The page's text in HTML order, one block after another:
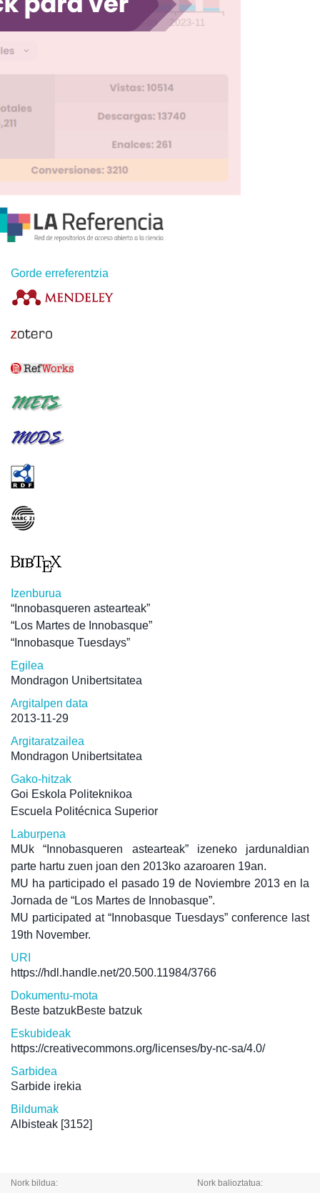
Gorde erreferentzia
Izenburua
“Innobasqueren astearteak”
“Los Martes de Innobasque”
“Innobasque Tuesdays”
Egilea
Mondragon Unibertsitatea
Argitalpen data
2013-11-29
Argitaratzailea
Mondragon Unibertsitatea
Gako-hitzak
Goi Eskola Politeknikoa
Escuela Politécnica Superior
Laburpena
MUk “Innobasqueren astearteak” izeneko jardunaldian
parte hartu zuen joan den 2013ko azaroaren 19an.
MU ha participado el pasado 19 de Noviembre 2013 en la
Jornada de “Los Martes de Innobasque”.
MU participated at “Innobasque Tuesdays” conference last
19th November.
URI
https://hdl.handle.net/20.500.11984/3766
Dokumentu-mota
Beste batzukBeste batzuk
Eskubideak
https://creativecommons.org/licenses/by-nc-sa/4.0/
Sarbidea
Sarbide irekia
Bildumak
Albisteak [3152]
Nork bildua: Nork balioztatua: